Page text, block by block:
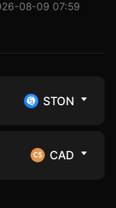
08-09 07:59
STON
CAD